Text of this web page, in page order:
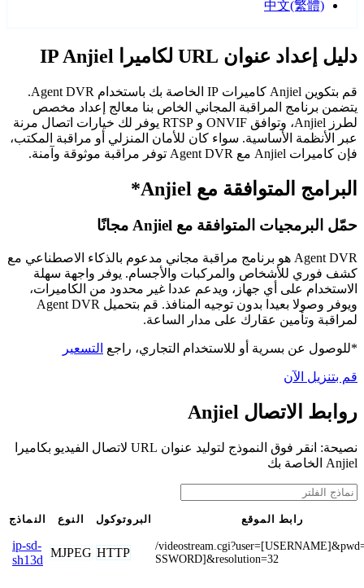
中文(繁體)
دليل إعداد عنوان URL لكاميرا IP Anjiel
قم بتكوين Anjiel كاميرات IP الخاصة بك باستخدام Agent DVR.
يتضمن برنامج المراقبة المجاني الخاص بنا معالج إعداد مخصص
لطرز Anjiel، وتوافق ONVIF و RTSP يوفر لك خيارات اتصال مرنة
عبر الأنظمة الأساسية. سواء كان للأمان المنزلي أو مراقبة المكتب،
فإن كاميرات Anjiel مع Agent DVR توفر مراقبة موثوقة وآمنة.
البرامج المتوافقة مع Anjiel*
حمّل البرمجيات المتوافقة مع Anjiel مجانًا
Agent DVR هو برنامج مراقبة مجاني مدعوم بالذكاء الاصطناعي مع
كشف فوري للأشخاص والمركبات والأجسام. يوفر واجهة سهلة
الاستخدام على أي جهاز، ويدعم عددا غير محدود من الكاميرات،
ويوفر وصولا بعيدا بدون توجيه المنافذ. قم بتحميل Agent DVR
لمراقبة وتأمين عقارك على مدار الساعة.
*للوصول عن بسرية أو للاستخدام التجاري، راجع التسعير
قم بتنزيل الآن
روابط الاتصال Anjiel
نصيحة: انقر فوق النموذج لتوليد عنوان URL لاتصال الفيديو بكاميرا
Anjiel الخاصة بك
النماذج النوع البروتوكول رابط الموقع
ip-sd-
sh13d
MJPEG HTTP
/
SSWORD]&resolution=32